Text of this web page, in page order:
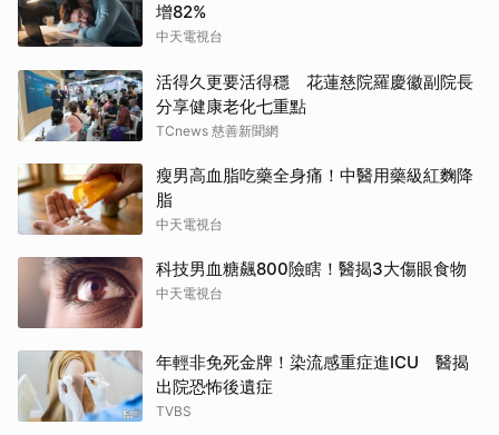
增82%
中天電視台
活得久更要活得穩 花蓮慈院羅慶徽副院長
分享健康老化七重點
TCnews 慈善新聞網
瘦男高血脂吃藥全身痛！中醫用藥級紅麴降
脂
中天電視台
科技男血糖飆800險瞎！醫揭3大傷眼食物
中天電視台
年輕非免死金牌！染流感重症進ICU 醫揭
出院恐怖後遺症
TVBS